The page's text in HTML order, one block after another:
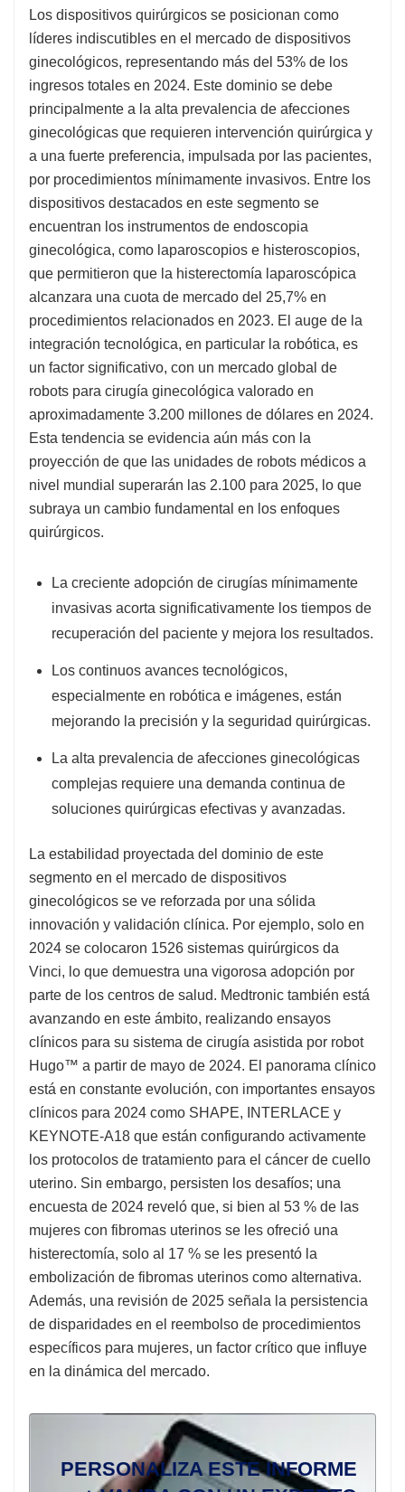
Los dispositivos quirúrgicos se posicionan como
líderes indiscutibles en el mercado de dispositivos
ginecológicos, representando más del 53% de los
ingresos totales en 2024. Este dominio se debe
principalmente a la alta prevalencia de afecciones
ginecológicas que requieren intervención quirúrgica y
a una fuerte preferencia, impulsada por las pacientes,
por procedimientos mínimamente invasivos. Entre los
dispositivos destacados en este segmento se
encuentran los instrumentos de endoscopia
ginecológica, como laparoscopios e histeroscopios,
que permitieron que la histerectomía laparoscópica
alcanzara una cuota de mercado del 25,7% en
procedimientos relacionados en 2023. El auge de la
integración tecnológica, en particular la robótica, es
un factor significativo, con un mercado global de
robots para cirugía ginecológica valorado en
aproximadamente 3.200 millones de dólares en 2024.
Esta tendencia se evidencia aún más con la
proyección de que las unidades de robots médicos a
nivel mundial superarán las 2.100 para 2025, lo que
subraya un cambio fundamental en los enfoques
quirúrgicos.
La creciente adopción de cirugías mínimamente
invasivas acorta significativamente los tiempos de
recuperación del paciente y mejora los resultados.
Los continuos avances tecnológicos,
especialmente en robótica e imágenes, están
mejorando la precisión y la seguridad quirúrgicas.
La alta prevalencia de afecciones ginecológicas
complejas requiere una demanda continua de
soluciones quirúrgicas efectivas y avanzadas.
La estabilidad proyectada del dominio de este
segmento en el mercado de dispositivos
ginecológicos se ve reforzada por una sólida
innovación y validación clínica. Por ejemplo, solo en
2024 se colocaron 1526 sistemas quirúrgicos da
Vinci, lo que demuestra una vigorosa adopción por
parte de los centros de salud. Medtronic también está
avanzando en este ámbito, realizando ensayos
clínicos para su sistema de cirugía asistida por robot
Hugo™ a partir de mayo de 2024. El panorama clínico
está en constante evolución, con importantes ensayos
clínicos para 2024 como SHAPE, INTERLACE y
KEYNOTE-A18 que están configurando activamente
los protocolos de tratamiento para el cáncer de cuello
uterino. Sin embargo, persisten los desafíos; una
encuesta de 2024 reveló que, si bien al 53 % de las
mujeres con fibromas uterinos se les ofreció una
histerectomía, solo al 17 % se les presentó la
embolización de fibromas uterinos como alternativa.
Además, una revisión de 2025 señala la persistencia
de disparidades en el reembolso de procedimientos
específicos para mujeres, un factor crítico que influye
en la dinámica del mercado.
PERSONALIZA ESTE INFORME